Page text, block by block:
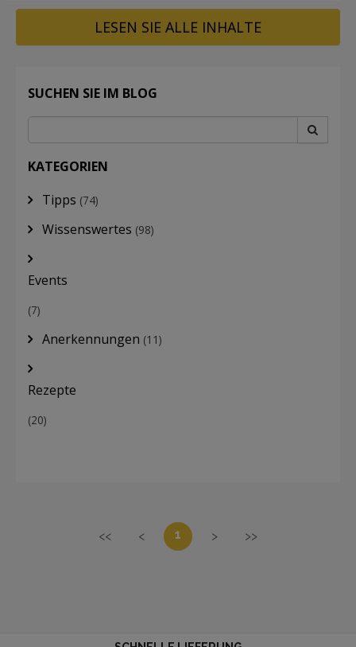
LESEN SIE ALLE INHALTE
SUCHEN SIE IM BLOG
KATEGORIEN
Tipps (74)
Wissenswertes (98)
Events
(7)
Anerkennungen (11)
Rezepte
(20)
<< < 1 > >>